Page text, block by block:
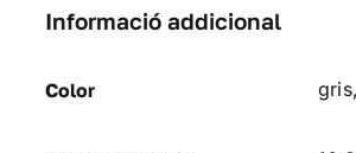
Informació addicional
Color